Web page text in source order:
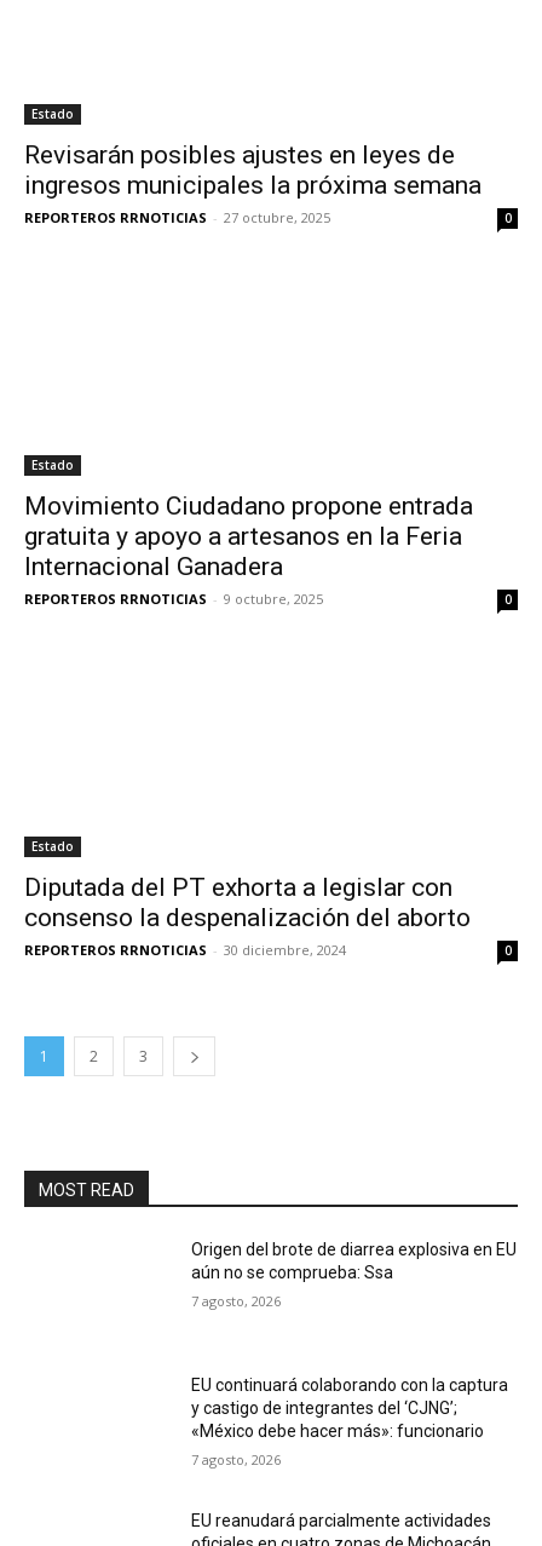
Estado
Revisarán posibles ajustes en leyes de
ingresos municipales la próxima semana
REPORTEROS RRNOTICIAS - 27 octubre, 2025 0
Estado
Movimiento Ciudadano propone entrada
gratuita y apoyo a artesanos en la Feria
Internacional Ganadera
REPORTEROS RRNOTICIAS - 9 octubre, 2025 0
Estado
Diputada del PT exhorta a legislar con
consenso la despenalización del aborto
REPORTEROS RRNOTICIAS - 30 diciembre, 2024 0
1 2 3
MOST READ
Origen del brote de diarrea explosiva en EU
aún no se comprueba: Ssa
7 agosto, 2026
EU continuará colaborando con la captura
y castigo de integrantes del ‘CJNG’;
«México debe hacer más»: funcionario
7 agosto, 2026
EU reanudará parcialmente actividades